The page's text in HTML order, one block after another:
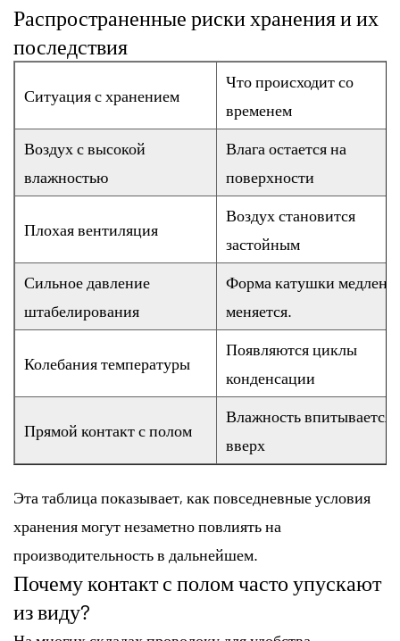
Распространенные риски хранения и их
последствия
Ситуация с хранением
Что происходит со
временем
Воздух с высокой
влажностью
Влага остается на
поверхности
Плохая вентиляция
Воздух становится
застойным
Сильное давление
штабелирования
Форма катушки
меняется.
Колебания температуры
Появляются циклы
конденсации
Прямой контакт с полом
Влажность впитывается
вверх
Эта таблица показывает, как повседневные условия
хранения могут незаметно повлиять на
производительность в дальнейшем.
Почему контакт с полом часто упускают
из виду?